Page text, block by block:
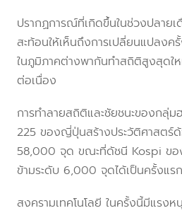
ปรากฏการณ์ที่เกิดขึ้นในช่วงปลาย
สะท้อนให้เห็นถึงการเปลี่ยนแปลง
ในภูมิภาคต่างพากันทำสถิติสูงสุดใ
ต่อเนื่อง
การทำลายสถิติและชัยชนะของกลุ่
225 ของญี่ปุ่นสร้างประวัติศาสตร์
58,000 จุด ขณะที่ดัชนี Kospi ของ
ข้ามระดับ 6,000 จุดได้เป็นครั้งแรก
สงครามเทคโนโลยี ในครั้งนี้มีแร